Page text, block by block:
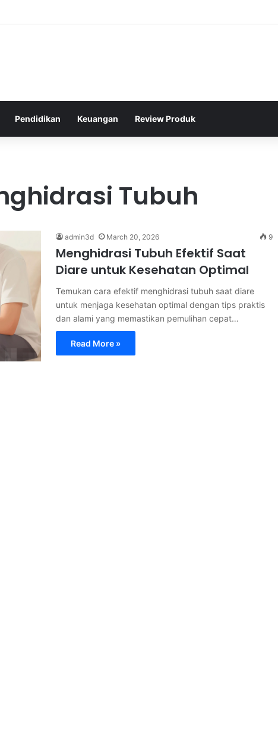
Legendaris Dunia yang Menginspirasi Generasi Muda di Indonesia
Pendidikan Keuangan Review Produk
Tubuh
admin3d March 20, 2026 9
Menghidrasi Tubuh Efektif Saat
Diare untuk Kesehatan Optimal
Temukan cara efektif menghidrasi tubuh saat diare
untuk menjaga kesehatan optimal dengan tips praktis
dan alami yang memastikan pemulihan cepat…
Read More »